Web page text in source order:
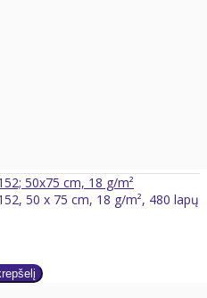
50x75 cm, 18 g/m²
50 x 75 cm, 18 g/m², 480 lapų